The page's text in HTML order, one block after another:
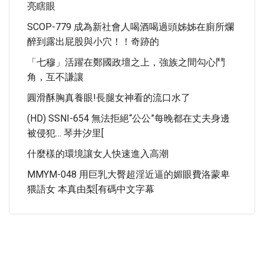
亮瞎眼
SCOP-779 成為新社會人喝酒喝過頭姊姊在廁所爛
醉到露出屁股與小穴！！奇跡的
「七穆」活躍在鄭國政壇之上，強族之間勾心鬥
角，互不謙讓
圓滑酥胸真養眼!長腿女神看的流口水了
(HD) SSNI-654 無法拒絕“公公”每晚都在丈夫身邊
被侵犯… 琴井汐里[
什麼樣的環境讓女人快速進入高潮
MMYM-048 用巨乳大臀超淫近逼的媚眼費洛蒙卑
猥語女 本真由梨[有碼中文字幕